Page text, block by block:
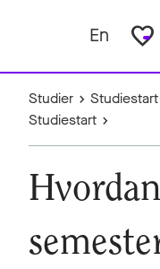
En favorite_border
Studier Studiestart
Studiestart
Hvordan